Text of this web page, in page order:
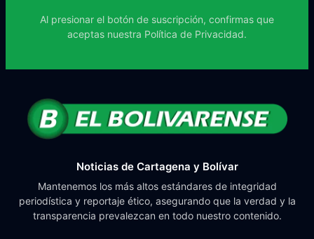
Al presionar el botón de suscripción, confirmas que
aceptas nuestra Política de Privacidad.
Noticias de Cartagena y Bolívar
Mantenemos los más altos estándares de integridad
periodística y reportaje ético, asegurando que la verdad y la
transparencia prevalezcan en todo nuestro contenido.